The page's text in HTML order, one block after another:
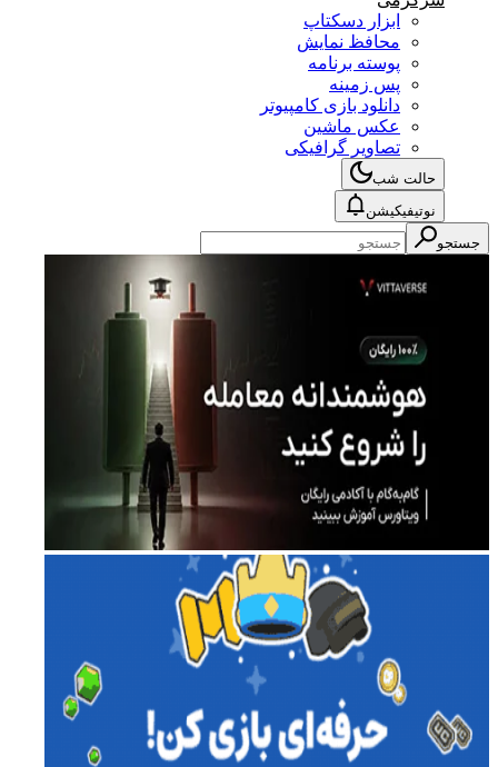
ابزار دسکتاپ
محافظ نمایش
پوسته برنامه
پس زمینه
دانلود بازی کامپیوتر
عکس ماشین
تصاویر گرافیکی